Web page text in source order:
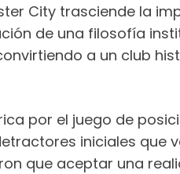
City trasciende la
de una filosofía
a un club
por el juego de
iniciales
que aceptar una